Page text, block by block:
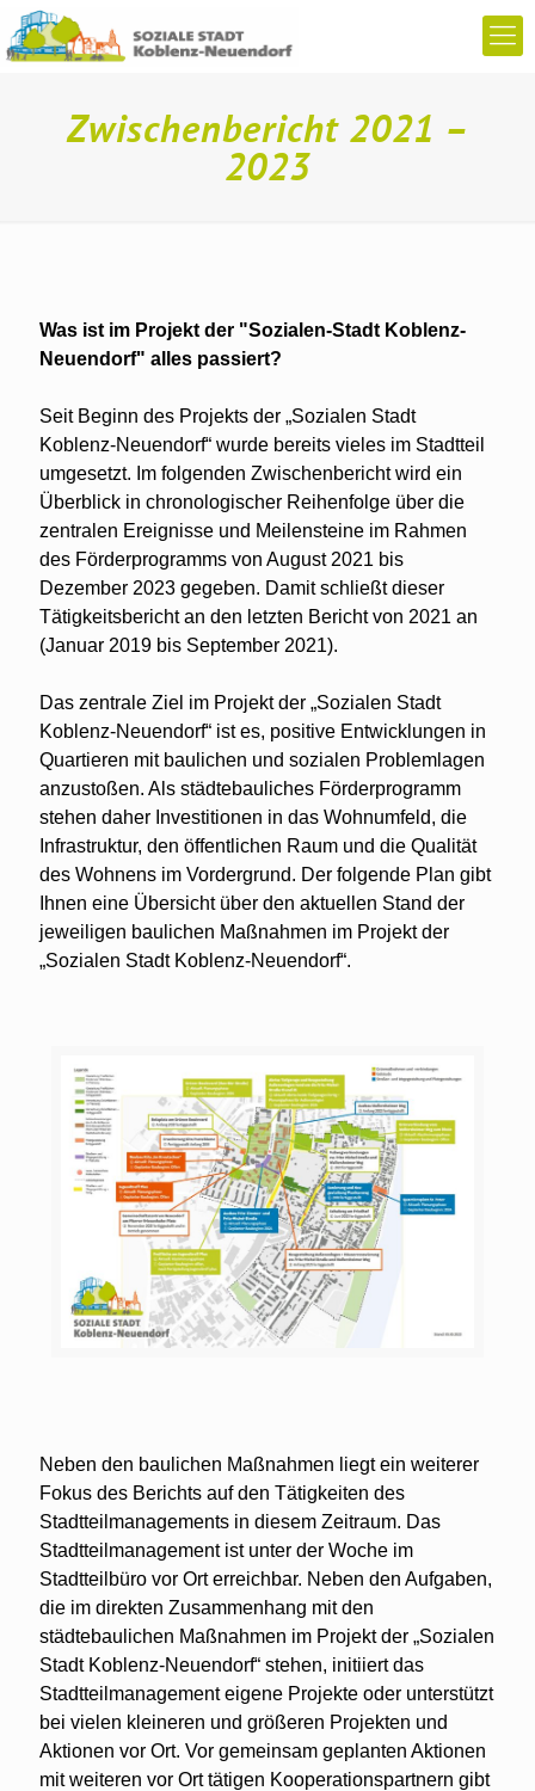
Zwischenbericht 2021 –
2023
Was ist im Projekt der "Sozialen-Stadt Koblenz-
Neuendorf" alles passiert?
Seit Beginn des Projekts der „Sozialen Stadt
Koblenz-Neuendorf“ wurde bereits vieles im Stadtteil
umgesetzt. Im folgenden Zwischenbericht wird ein
Überblick in chronologischer Reihenfolge über die
zentralen Ereignisse und Meilensteine im Rahmen
des Förderprogramms von August 2021 bis
Dezember 2023 gegeben. Damit schließt dieser
Tätigkeitsbericht an den letzten Bericht von 2021 an
(Januar 2019 bis September 2021).
Das zentrale Ziel im Projekt der „Sozialen Stadt
Koblenz-Neuendorf“ ist es, positive Entwicklungen in
Quartieren mit baulichen und sozialen Problemlagen
anzustoßen. Als städtebauliches Förderprogramm
stehen daher Investitionen in das Wohnumfeld, die
Infrastruktur, den öffentlichen Raum und die Qualität
des Wohnens im Vordergrund. Der folgende Plan gibt
Ihnen eine Übersicht über den aktuellen Stand der
jeweiligen baulichen Maßnahmen im Projekt der
„Sozialen Stadt Koblenz-Neuendorf“.
Neben den baulichen Maßnahmen liegt ein weiterer
Fokus des Berichts auf den Tätigkeiten des
Stadtteilmanagements in diesem Zeitraum. Das
Stadtteilmanagement ist unter der Woche im
Stadtteilbüro vor Ort erreichbar. Neben den Aufgaben,
die im direkten Zusammenhang mit den
städtebaulichen Maßnahmen im Projekt der „Sozialen
Stadt Koblenz-Neuendorf“ stehen, initiiert das
Stadtteilmanagement eigene Projekte oder unterstützt
bei vielen kleineren und größeren Projekten und
Aktionen vor Ort. Vor gemeinsam geplanten Aktionen
mit weiteren vor Ort tätigen Kooperationspartnern gibt